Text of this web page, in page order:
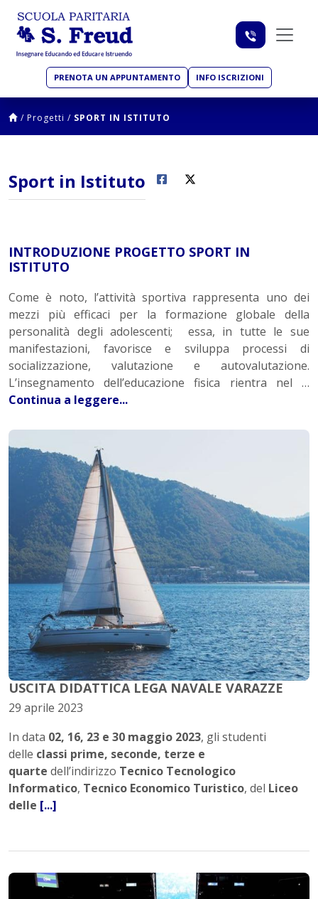
PRENOTA UN APPUNTAMENTO INFO ISCRIZIONI
/ Progetti / SPORT IN ISTITUTO
Sport in Istituto
INTRODUZIONE PROGETTO SPORT IN
ISTITUTO
Come è noto, l’attività sportiva rappresenta uno dei
mezzi più efficaci per la formazione globale della
personalità degli adolescenti; essa, in tutte le sue
manifestazioni, favorisce e sviluppa processi di
socializzazione, valutazione e autovalutazione.
L’insegnamento dell’educazione fisica rientra nel …
Continua a leggere...
USCITA DIDATTICA LEGA NAVALE VARAZZE
29 aprile 2023
In data 02, 16, 23 e 30 maggio 2023, gli studenti
delle classi prime, seconde, terze e
quarte dell’indirizzo Tecnico Tecnologico
Informatico, Tecnico Economico Turistico, del Liceo
delle [...]